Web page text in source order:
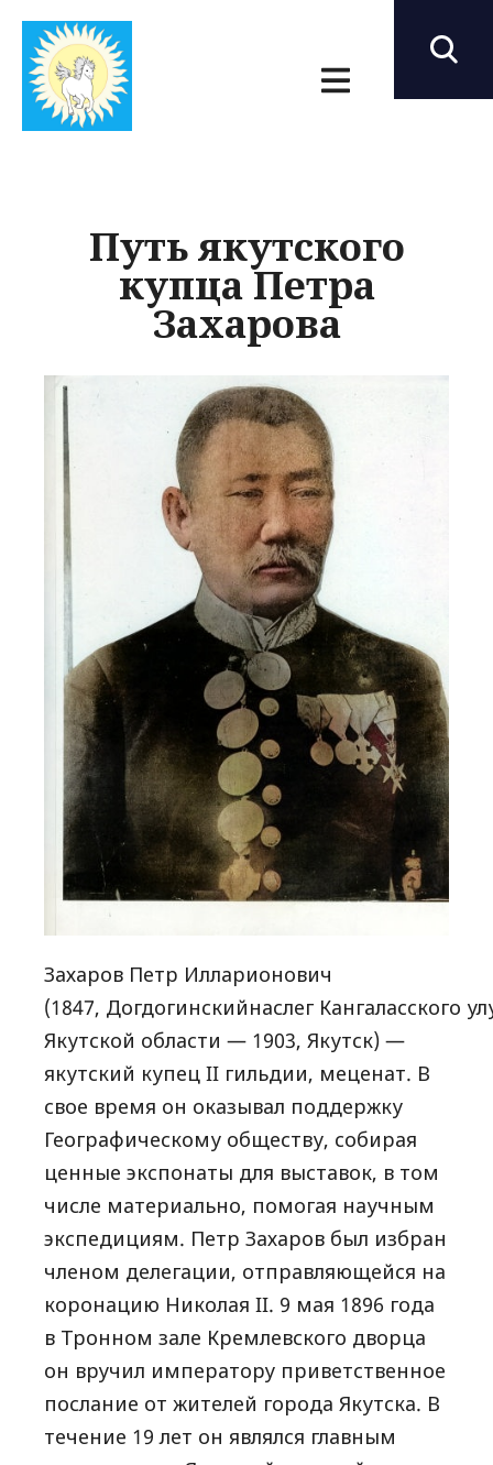
Путь якутского
купца Петра
Захарова
Захаров Петр Илларионович
(1847, Догдогинскийнаслег Кангаласского
Якутской области — 1903, Якутск) —
якутский купец II гильдии, меценат. В
свое время он оказывал поддержку
Географическому обществу, собирая
ценные экспонаты для выставок, в том
числе материально, помогая научным
экспедициям. Петр Захаров был избран
членом делегации, отправляющейся на
коронацию Николая II. 9 мая 1896 года
в Тронном зале Кремлевского дворца
он вручил императору приветственное
послание от жителей города Якутска. В
течение 19 лет он являлся главным